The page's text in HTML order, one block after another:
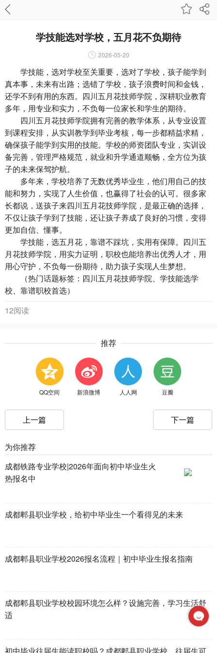
学技能选对学校，五月花不负期待
2026-05-20
学技能，选对学校至关重要，选对了学校，孩子能学到
真本事，未来有出路；选错了学校，孩子浪费时间和金钱，
还学不到有用的东西。四川五月花技师学院，深耕职业教育
多年，用专业和实力，不负每一位家长和学生的期待。
四川五月花技师学院拥有完善的教学体系，从专业设置
到课程安排，从实训教学到毕业考核，每一步都精益求精，
确保孩子能学到实用的技能。学校的师资团队专业，实训设
备完善，管理严格规范，就业和升学通道顺畅，全方位为孩
子的未来保驾护航。
多年来，学校培养了无数优秀毕业生，他们用自己的技
能和努力，实现了人生价值，也赢得了社会的认可。很多家
长都说，送孩子来四川五月花技师学院，是最正确的选择，
不仅让孩子学到了技能，还让孩子养成了良好的习惯，变得
更加自信、懂事。
学技能，选五月花，靠谱不踩坑，实用有保障。四川五
月花技师学院，用实力证明，职校也能培养出优秀人才，用
用心守护，不负每一份期待，助力孩子实现人生梦想。
（热门话题标签：四川五月花技师学院、学技能选学
校、靠谱职校首选）
12阅读
推荐
QQ空间 新浪微博 人人网 豆瓣
上一篇 下一篇
为你推荐
成都铁路专业学校|2026年面向初中毕业生火
热报名中
成都郫县职业学校，给初中毕业生一个看得见的未来
成都郫县职业学校2026报名流程｜初中毕业生报名指南
成都郫县职业学校校园环境怎么样？设施完善，学习生活舒
适